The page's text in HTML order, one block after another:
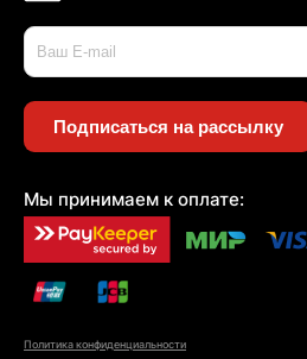
Подписаться на рассылку
Мы принимаем к оплате:
Политика конфиденциальности